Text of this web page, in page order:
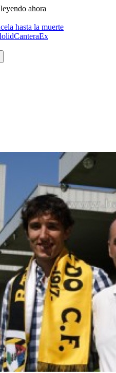
ahora
hasta la muerte
CanteraEx